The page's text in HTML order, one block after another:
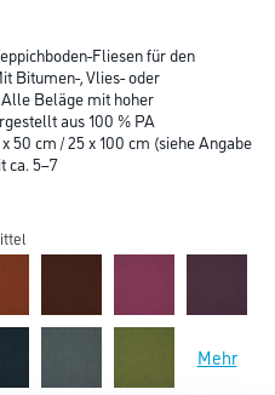
Fliesen für den
Bitumen-, Vlies- oder
Beläge mit hoher
aus 100 % PA
50 cm / 25 x 100 cm (siehe Angabe
ca. 5–7
Mehr